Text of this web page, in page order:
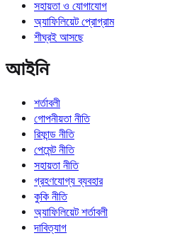
সহায়তা ও যোগাযোগ
অ্যাফিলিয়েট প্রোগ্রাম
শীঘ্রই আসছে
আইনি
শর্তাবলী
গোপনীয়তা নীতি
রিফান্ড নীতি
পেমেন্ট নীতি
সহায়তা নীতি
গ্রহণযোগ্য ব্যবহার
কুকি নীতি
অ্যাফিলিয়েট শর্তাবলী
দাবিত্যাগ